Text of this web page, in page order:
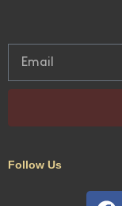
Follow Us